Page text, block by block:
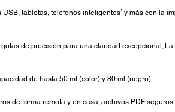
tabletas, teléfonos inteligentes4y más con la
de precisión para una claridad excepcional;
de hasta 50 ml (color) y 80 ml (negro)
de forma remota y en casa; archivos PDF